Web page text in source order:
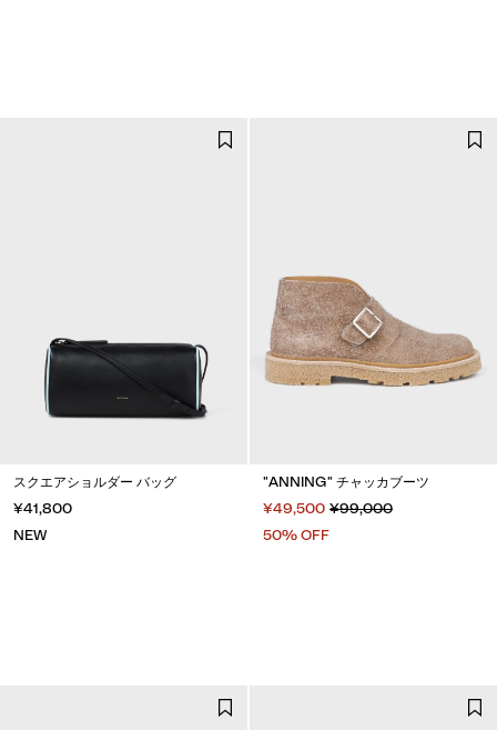
スクエアショルダー バッグ
¥41,800
NEW
"ANNING" チャッカブーツ
¥49,500 ¥99,000
50% OFF